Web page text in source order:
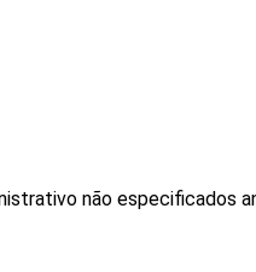
não especificados